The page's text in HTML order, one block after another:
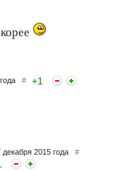
# +1
декабря 2015 года #